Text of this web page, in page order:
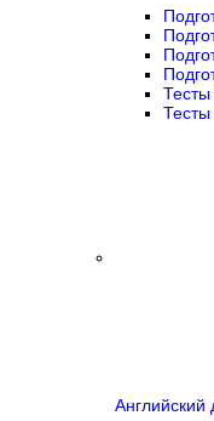
Английский